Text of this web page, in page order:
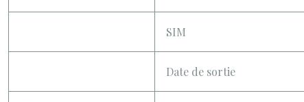
SIM
Date de sortie